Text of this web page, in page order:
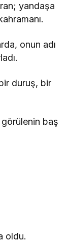
yandaşa
onun adı
duruş, bir
görülenin baş
oldu.